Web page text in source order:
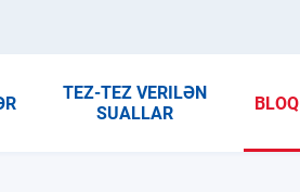
TEZ-TEZ VERILƏN
SUALLAR
BLOQ